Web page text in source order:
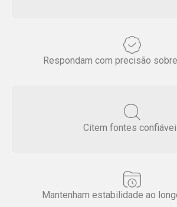
Respondam com precisão
Citem fontes
Mantenham estabilidade ao